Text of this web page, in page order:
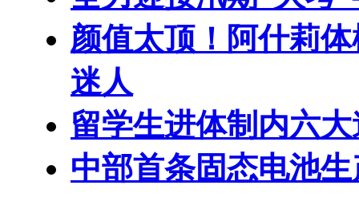
颜值太顶！阿什莉
迷人
留学生进体制内六
中部首条固态电池